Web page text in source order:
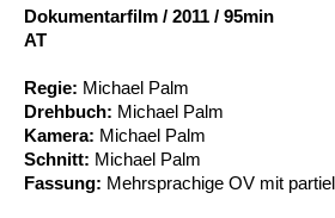
Dokumentarfilm / 2011 / 95min
AT
Regie: Michael Palm
Drehbuch: Michael Palm
Kamera: Michael Palm
Schnitt: Michael Palm
Fassung: Mehrsprachige OV mit